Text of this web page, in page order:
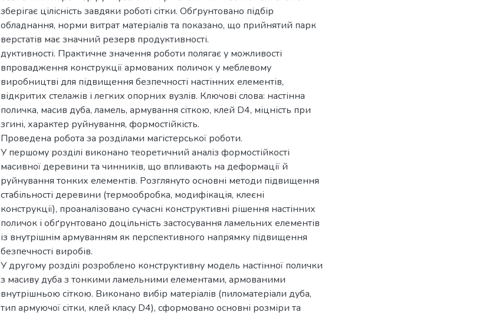
зберігає цілісність завдяки роботі сітки. Обґрунтовано підбір
обладнання, норми витрат матеріалів та показано, що прийнятий парк
верстатів має значний резерв продуктивності.
дуктивності. Практичне значення роботи полягає у можливості
впровадження конструкції армованих поличок у меблевому
виробництві для підвищення безпечності настінних елементів,
відкритих стелажів і легких опорних вузлів. Ключові слова: настінна
поличка, масив дуба, ламель, армування сіткою, клей D4, міцність при
згині, характер руйнування, формостійкість.
Проведена робота за розділами магістерської роботи.
У першому розділі виконано теоретичний аналіз формостійкості
масивної деревини та чинників, що впливають на деформації й
руйнування тонких елементів. Розглянуто основні методи підвищення
стабільності деревини (термообробка, модифікація, клеєні
конструкції), проаналізовано сучасні конструктивні рішення настінних
поличок і обґрунтовано доцільність застосування ламельних елементів
із внутрішнім армуванням як перспективного напрямку підвищення
безпечності виробів.
У другому розділі розроблено конструктивну модель настінної полички
з масиву дуба з тонкими ламельними елементами, армованими
внутрішньою сіткою. Виконано вибір матеріалів (пиломатеріали дуба,
тип армуючої сітки, клей класу D4), сформовано основні розміри та